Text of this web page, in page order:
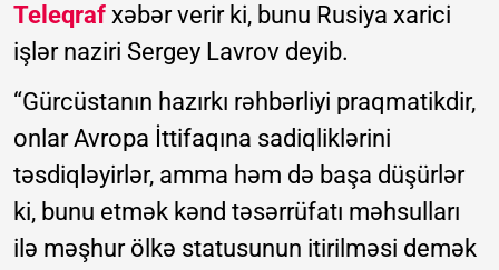
Teleqraf xəbər verir ki, bunu Rusiya xarici
işlər naziri Sergey Lavrov deyib.
“Gürcüstanın hazırkı rəhbərliyi praqmatikdir,
onlar Avropa İttifaqına sadiqliklərini
təsdiqləyirlər, amma həm də başa düşürlər
ki, bunu etmək kənd təsərrüfatı məhsulları
ilə məşhur ölkə statusunun itirilməsi demək